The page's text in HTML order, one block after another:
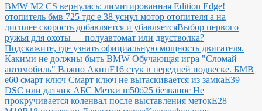
BMW M2 CS вернулась: лимитированная Edition Edge!
отопитель бмв 725 тдс е 38 уснул мотор отопителя а на
дисплее скорость добавляется и убавляетсяВыбор первого
ружья для охоты — полуавтомат или двустволка?
Подскажите, где узнать официальную мощность двигателя.
Какими не должны быть BMW Обучающая игра "Сломай
автомобиль" Важно АкппF16 стук в передней подвеске. БМВ
е60 смарт ключ Смарт ключ не вытаскивается из замкаE39
DSC или датчик АБС Метки m50б25 безванос Не
прокручивается коленвал после выставления метокЕ28